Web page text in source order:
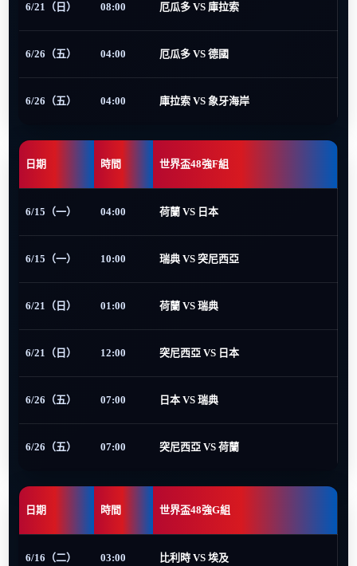
6/21（日） 08:00 厄瓜多 VS 庫拉索
6/26（五） 04:00 厄瓜多 VS 德國
6/26（五） 04:00 庫拉索 VS 象牙海岸
日期 時間 世界盃48強F組
6/15（一） 04:00 荷蘭 VS 日本
6/15（一） 10:00 瑞典 VS 突尼西亞
6/21（日） 01:00 荷蘭 VS 瑞典
6/21（日） 12:00 突尼西亞 VS 日本
6/26（五） 07:00 日本 VS 瑞典
6/26（五） 07:00 突尼西亞 VS 荷蘭
日期 時間 世界盃48強G組
6/16（二） 03:00 比利時 VS 埃及